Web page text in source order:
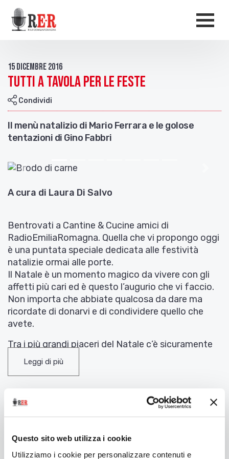
Questo sito web utilizza i cookie
Utilizziamo i cookie per personalizzare contenuti e
Salta al contenuto principale
15 Dicembre 2016
Tutti a tavola per le feste
Condividi
Il menù natalizio di Mario Ferrara e le golose
tentazioni di Gino Fabbri
Indietro
A cura di Laura Di Salvo
Bentrovati a Cantine & Cucine amici di
RadioEmiliaRomagna. Quella che vi propongo oggi
è una puntata speciale dedicata alle festività
natalizie ormai alle porte.
Il Natale è un momento magico da vivere con gli
affetti più cari ed è questo l’augurio che vi faccio.
Non importa che abbiate qualcosa da dare ma
ricordate di donarvi e di condividere quello che
avete.
Tra i più grandi piaceri del Natale c’è sicuramente
quello della tavola, momento di condivisione per
eccellenza, di stupore per gli occhi e di gioia per il
Molti di voi avranno il compito di allestire la tavola,
decidere il menù, dirigere la cucina e realizzare le
preparazioni.
ho chiesto la collaborazione di due grandi maestri
dell’arte culinaria italiana. A loro lascio il compito di
Leggi di più
Tags